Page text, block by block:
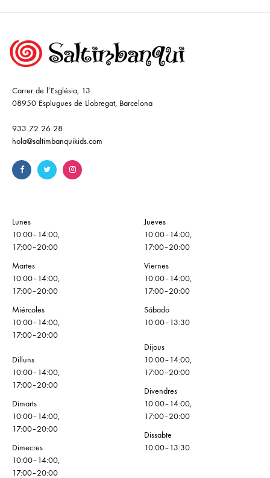
Carrer de l’Església, 13
08950 Esplugues de Llobregat, Barcelona
933 72 26 28
hola@saltimbanquikids.com
Lunes
10:00–14:00,
17:00–20:00
Martes
10:00–14:00,
17:00–20:00
Miércoles
10:00–14:00,
17:00–20:00
Dilluns
10:00–14:00,
17:00–20:00
Dimarts
10:00–14:00,
17:00–20:00
Dimecres
10:00–14:00,
17:00–20:00
Jueves
10:00–14:00,
17:00–20:00
Viernes
10:00–14:00,
17:00–20:00
Sábado
10:00–13:30
Dijous
10:00–14:00,
17:00–20:00
Divendres
10:00–14:00,
17:00–20:00
Dissabte
10:00–13:30